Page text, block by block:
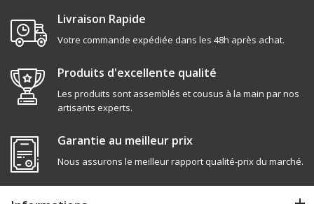
Livraison Rapide
Votre commande expédiée dans les 48h après achat.
Produits d'excellente qualité
Les produits sont assemblés et cousus à la main par nos
artisants experts.
Garantie au meilleur prix
Nous assurons le meilleur rapport qualité-prix du marché.